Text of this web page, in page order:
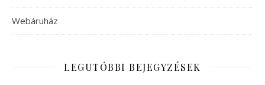
Webáruház
LEGUTÓBBI BEJEGYZÉSEK